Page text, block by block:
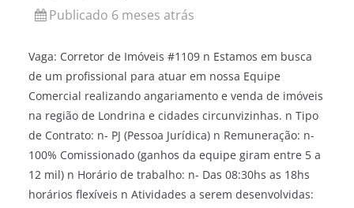
Publicado 6 meses atrás
Vaga: Corretor de Imóveis #1109 n Estamos em busca
de um profissional para atuar em nossa Equipe
Comercial realizando angariamento e venda de imóveis
na região de Londrina e cidades circunvizinhas. n Tipo
de Contrato: n- PJ (Pessoa Jurídica) n Remuneração: n-
100% Comissionado (ganhos da equipe giram entre 5 a
12 mil) n Horário de trabalho: n- Das 08:30hs as 18hs
horários flexíveis n Atividades a serem desenvolvidas: